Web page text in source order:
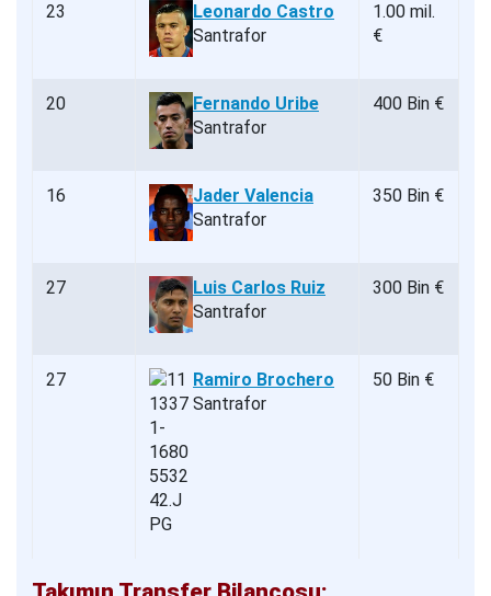
23
Leonardo Castro
Santrafor
1.00 mil.
€
20
Fernando Uribe
Santrafor
400 Bin €
16
Jader Valencia
Santrafor
350 Bin €
27
Luis Carlos Ruiz
Santrafor
300 Bin €
27
Ramiro Brochero
Santrafor
50 Bin €